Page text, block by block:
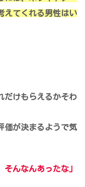
えてくれる男性はい
だけもらえるかそわ
価が決まるようで気
そんなんあったな」